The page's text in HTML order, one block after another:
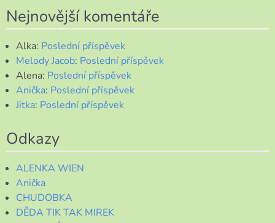
Nejnovější komentáře
Alka: Poslední příspěvek
Melody Jacob: Poslední příspěvek
Alena: Poslední příspěvek
Anička: Poslední příspěvek
Jitka: Poslední příspěvek
Odkazy
ALENKA WIEN
Anička
CHUDOBKA
DĚDA TIK TAK MIREK